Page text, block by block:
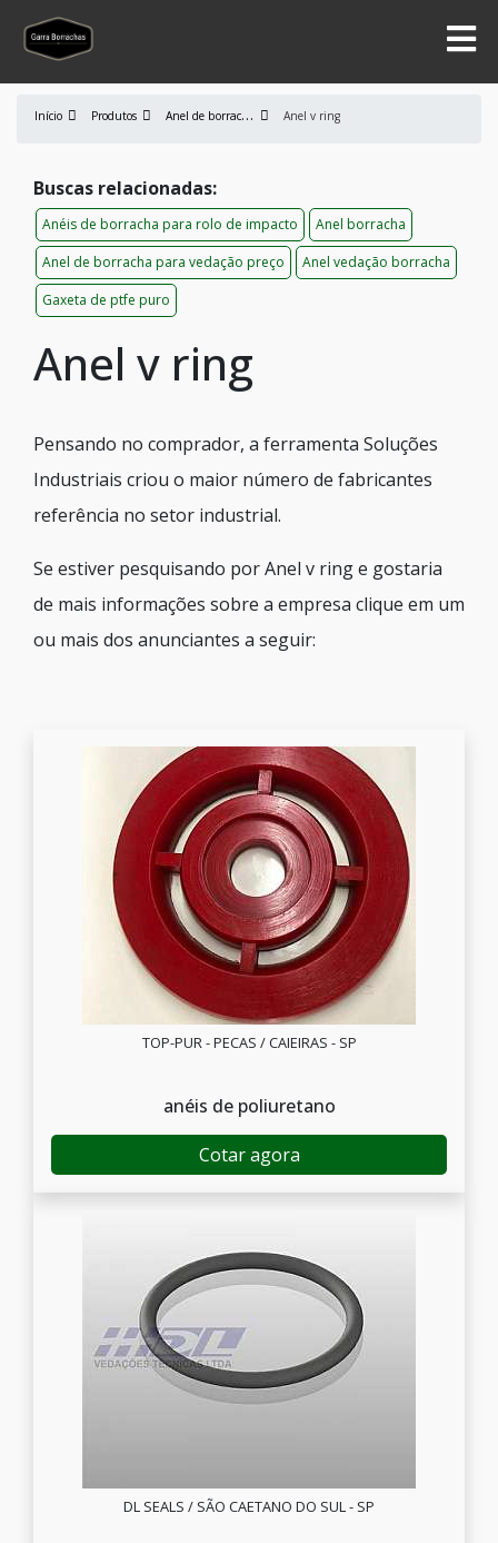
Início Produtos A
nel de borracha Anel v ring
Buscas relacionadas:
Anéis de borracha para rolo de impacto
Anel borracha
Anel de borracha para vedação preço
Anel vedação borracha
Gaxeta de ptfe puro
Anel v ring
Pensando no comprador, a ferramenta Soluções
Industriais criou o maior número de fabricantes
referência no setor industrial.
Se estiver pesquisando por Anel v ring e gostaria
de mais informações sobre a empresa clique em um
ou mais dos anunciantes a seguir:
TOP-PUR - PECAS / CAIEIRAS - SP
anéis de poliuretano
Cotar agora
DL SEALS / SÃO CAETANO DO SUL - SP